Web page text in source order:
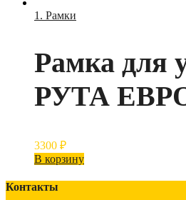
1. Рамки
Рамка для
РУТА
3300 ₽
В корзину
Контакты